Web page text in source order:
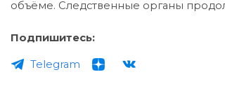
объёме. Следственные органы
Подпишитесь:
Telegram